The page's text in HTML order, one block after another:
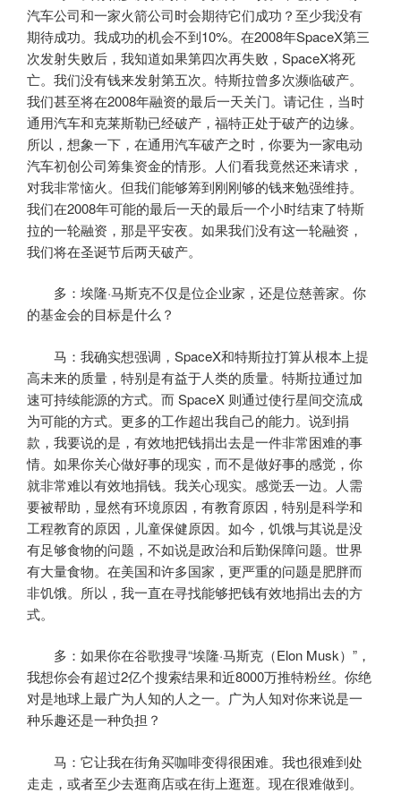
汽车公司和一家火箭公司时会期待它们成功？至少我没有
期待成功。我成功的机会不到10%。在2008年SpaceX第三
次发射失败后，我知道如果第四次再失败，SpaceX将死
亡。我们没有钱来发射第五次。特斯拉曾多次濒临破产。
我们甚至将在2008年融资的最后一天关门。请记住，当时
通用汽车和克莱斯勒已经破产，福特正处于破产的边缘。
所以，想象一下，在通用汽车破产之时，你要为一家电动
汽车初创公司筹集资金的情形。人们看我竟然还来请求，
对我非常恼火。但我们能够筹到刚刚够的钱来勉强维持。
我们在2008年可能的最后一天的最后一个小时结束了特斯
拉的一轮融资，那是平安夜。如果我们没有这一轮融资，
我们将在圣诞节后两天破产。
多：埃隆·马斯克不仅是位企业家，还是位慈善家。你
的基金会的目标是什么？
马：我确实想强调，SpaceX和特斯拉打算从根本上提
高未来的质量，特别是有益于人类的质量。特斯拉通过加
速可持续能源的方式。而 SpaceX 则通过使行星间交流成
为可能的方式。更多的工作超出我自己的能力。说到捐
款，我要说的是，有效地把钱捐出去是一件非常困难的事
情。如果你关心做好事的现实，而不是做好事的感觉，你
就非常难以有效地捐钱。我关心现实。感觉丢一边。人需
要被帮助，显然有环境原因，有教育原因，特别是科学和
工程教育的原因，儿童保健原因。如今，饥饿与其说是没
有足够食物的问题，不如说是政治和后勤保障问题。世界
有大量食物。在美国和许多国家，更严重的问题是肥胖而
非饥饿。所以，我一直在寻找能够把钱有效地捐出去的方
式。
多：如果你在谷歌搜寻“埃隆·马斯克（Elon Musk）”，
我想你会有超过2亿个搜索结果和近8000万推特粉丝。你绝
对是地球上最广为人知的人之一。广为人知对你来说是一
种乐趣还是一种负担？
马：它让我在街角买咖啡变得很困难。我也很难到处
走走，或者至少去逛商店或在街上逛逛。现在很难做到。